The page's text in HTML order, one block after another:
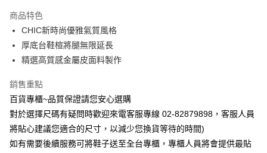
宅配
每筆NT$90，滿NT$1,000(含以上)免運費
商品特色
CHIC新時尚優雅氣質風格
厚底台鞋楦將腿無限延長
精選高質感金屬皮面料製作
銷售重點
百貨專櫃~品質保證請您安心選購
對於選擇尺碼有疑問時歡迎來電客服專線 02-82879898，客服人員
將貼心建議您適合的尺寸，以減少您換貨等待的時間)
如有需要後續服務可將鞋子送至全台專櫃，專櫃人員將會提供最貼